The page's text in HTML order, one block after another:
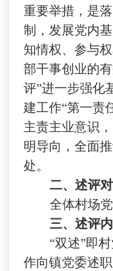
重要举措，是
制，发展党内
知情权、参与
部干事创业的
评”进一步强化
建工作“第一责
主责主业意识
明导向，全面
处。
二、述评
全体村场
三、述评
“双述”即
作向镇党委述